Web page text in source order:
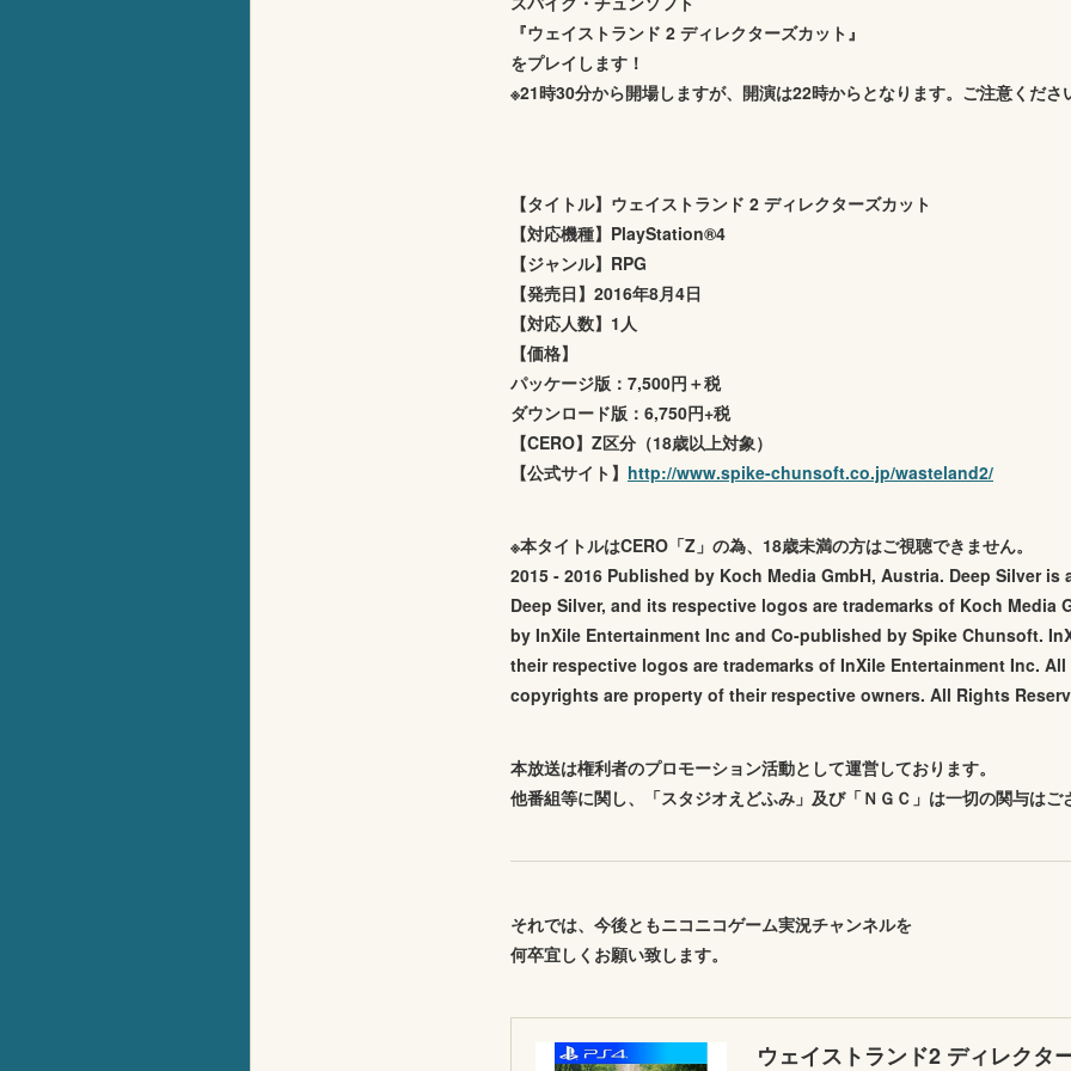
『ウェイストランド 2 ディレクターズカット』
をプレイします！
※21時30分から開場しますが、開演は22時からとなります。ご注意くださ
【タイトル】ウェイストランド 2 ディレクターズカット
【対応機種】PlayStation®4
【ジャンル】RPG
【発売日】2016年8月4日
【対応人数】1人
【価格】
パッケージ版：7,500円＋税
ダウンロード版：6,750円+税
【CERO】Z区分（18歳以上対象）
【公式サイト】 http://www.spike-chunsoft.co.jp/wasteland2/
※本タイトルはCERO「Z」の為、18歳未満の方はご視聴できません。
2015 - 2016 Published by Koch Media GmbH, Austria. Deep Silver
Deep Silver, and its respective logos are trademarks of Koch Media
by InXile Entertainment Inc and Co-published by Spike Chunsoft.
their respective logos are trademarks of InXile Entertainment Inc.
copyrights are property of their respective owners. All Rights
本放送は権利者のプロモーション活動として運営しております。
他番組等に関し、「スタジオえどふみ」及び「ＮＧＣ」は一切の関与はご
それでは、今後ともニコニコゲーム実況チャンネルを
何卒宜しくお願い致します。